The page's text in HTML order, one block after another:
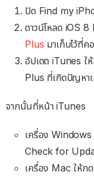
ปิด Find my
ดาวน์โหลด iOS 8
Plus มาเก็บไว้ที่ค
อัปเดต iTunes ใ
Plus ที่เกิดปัญหา
จากนั้นที่หน้า iTunes
เครื่อง
Check for
เครื่อง Mac ให้